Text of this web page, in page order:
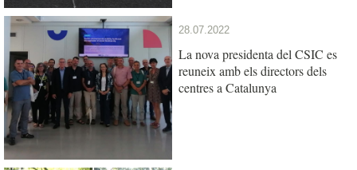
28.07.2022
La nova presidenta del CSIC es
reuneix amb els directors dels
centres a Catalunya